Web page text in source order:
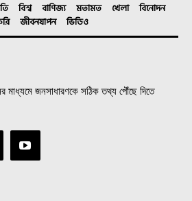
বিশ্ব বাণিজ্য মতামত খেলা
বিনোদন
জীবনযাপন ভিডিও
মাধ্যমে জনসাধারণকে সঠিক তথ্য পৌঁছে দিতে